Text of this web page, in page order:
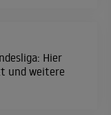
Hier
und weitere